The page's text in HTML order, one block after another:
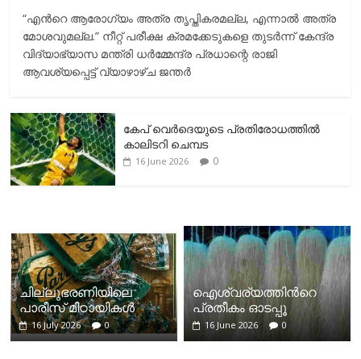
“എന്‍റെ ആരോഗ്യം അത്ര തൃപ്തികരമല്ല, എന്നാൽ അത്ര
മോശവുമല്ല.” നീറ്റ് പരീക്ഷ ക്രമക്കേടുകളെ തുടർന്ന് കേന്ദ്ര
വിദ്യാഭ്യാസ മന്ത്രി ധർമ്മേന്ദ്ര പ്രധാന്റെ രാജി
ആവശ്യപ്പെട്ട് വ്യാഴാഴ്ച ജന്തർ
കേപ് വെര്‍ദെയുടെ പ്രതിരോധത്തില്‍
കാലിടറി ചെമ്പട
16 June 2026 0
ചില്ലുഭരണിയിലെ
പാരീസ് മിഠായികള്‍
16 July 2026 0
ഐശ്വര്യത്തിന്‍റെ
പ്രതീകം ഓടപ്പൂ
16 June 2026 0